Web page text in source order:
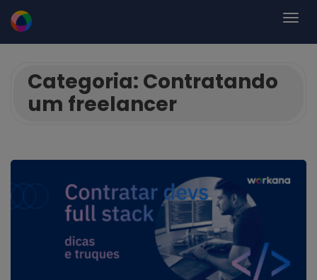
Categoria: Contratando
um freelancer